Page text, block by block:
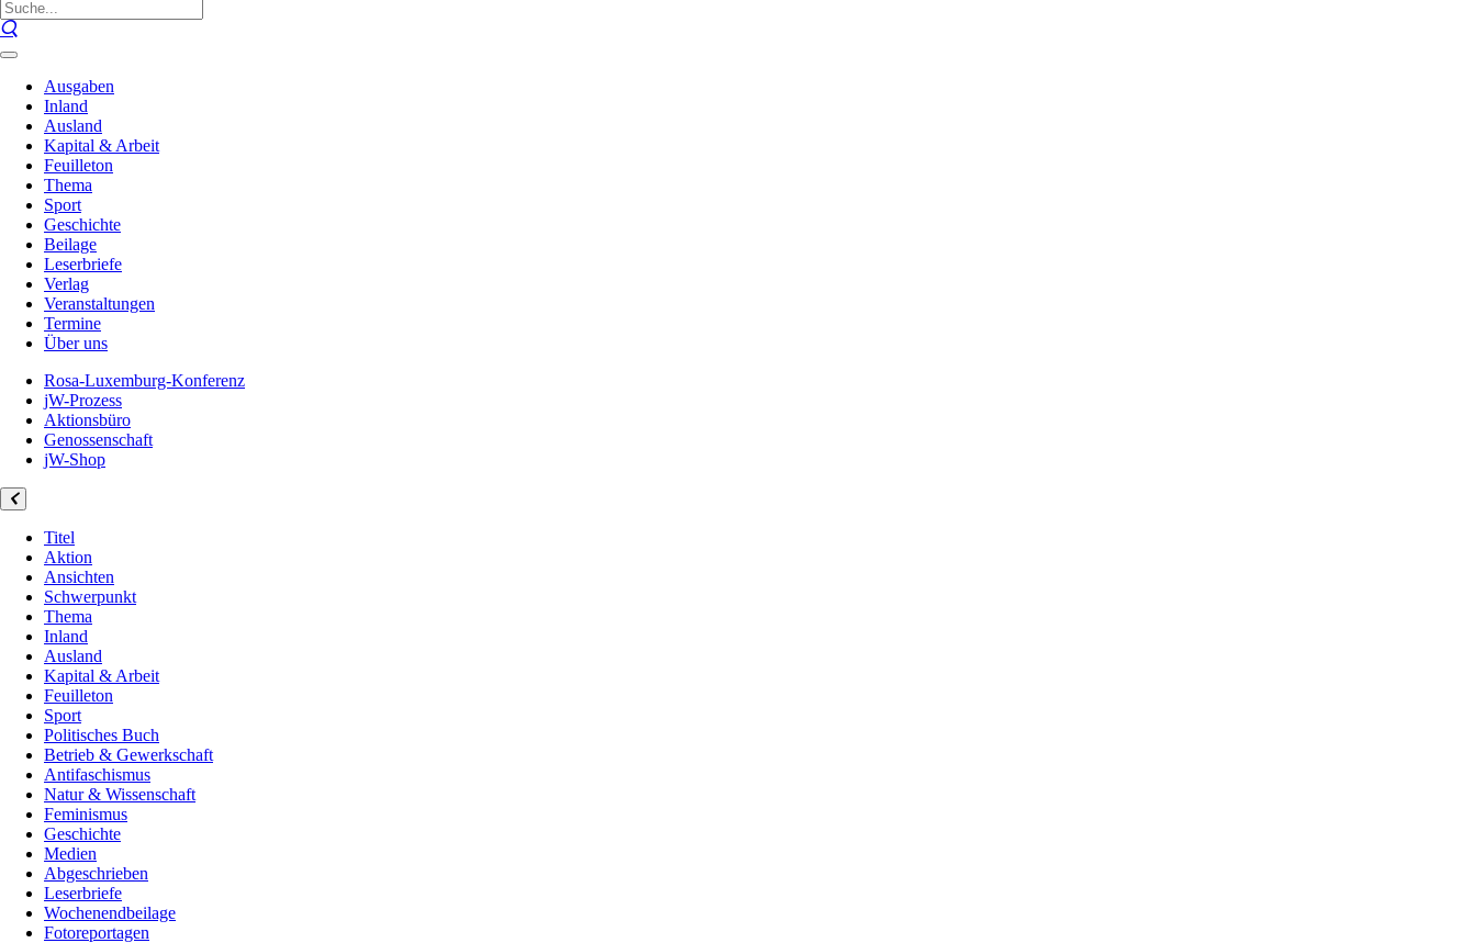
Ausgaben
Inland
Ausland
Kapital & Arbeit
Feuilleton
Thema
Sport
Geschichte
Beilage
Leserbriefe
Verlag
Veranstaltungen
Termine
Über uns
Rosa-Luxemburg-Konferenz
jW-Prozess
Aktionsbüro
Genossenschaft
jW-Shop
Titel
Aktion
Ansichten
Schwerpunkt
Thema
Inland
Ausland
Kapital & Arbeit
Feuilleton
Sport
Politisches Buch
Betrieb & Gewerkschaft
Antifaschismus
Natur & Wissenschaft
Feminismus
Geschichte
Medien
Abgeschrieben
Leserbriefe
Wochenendbeilage
Fotoreportagen